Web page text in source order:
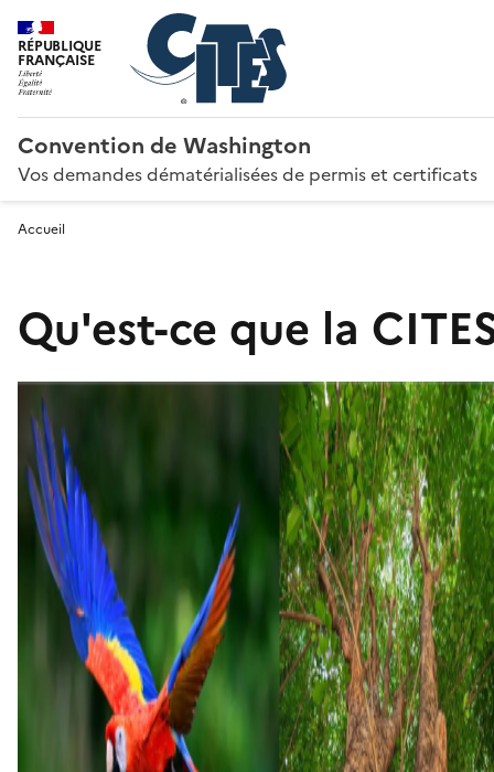
RÉPUBLIQUE
FRANÇAISE
Convention de Washington
Vos demandes dématérialisées de permis et certificats
Accueil
Qu'est-ce que la